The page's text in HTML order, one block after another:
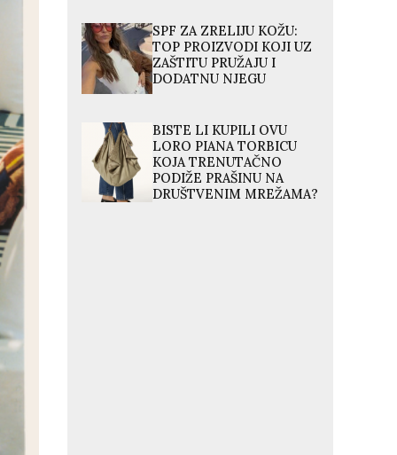
SPF ZA ZRELIJU KOŽU:
TOP PROIZVODI KOJI UZ
ZAŠTITU PRUŽAJU I
DODATNU NJEGU
BISTE LI KUPILI OVU
LORO PIANA TORBICU
KOJA TRENUTAČNO
PODIŽE PRAŠINU NA
DRUŠTVENIM MREŽAMA?